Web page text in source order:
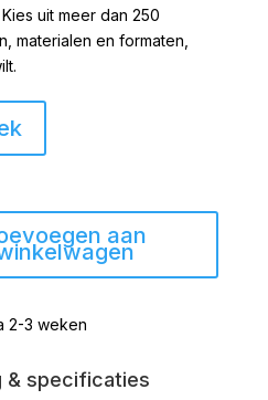
uit meer dan 250
materialen en formaten,
aan
2-3 weken
& specificaties